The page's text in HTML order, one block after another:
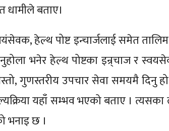
बताए।
हेल्थ पोष्ट इन्चार्जलाई समेत
भनेर हेल्थ पोष्टका इन्र्चाज र
गुणस्तरीय उपचार सेवा समयमै दिनु
यहाँ सम्भव भएको बताए । त्यसका
भनाइ छ ।